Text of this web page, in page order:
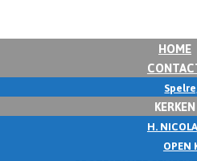
HOME
KERKEN
H.
OPEN